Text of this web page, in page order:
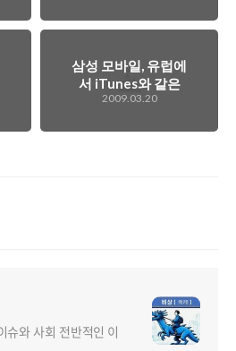
삼성 모바일, 유럽에
서 iTunes와 같은
비디오 다운로드 서
2009.03.20
슈와 사회 전반적인 이